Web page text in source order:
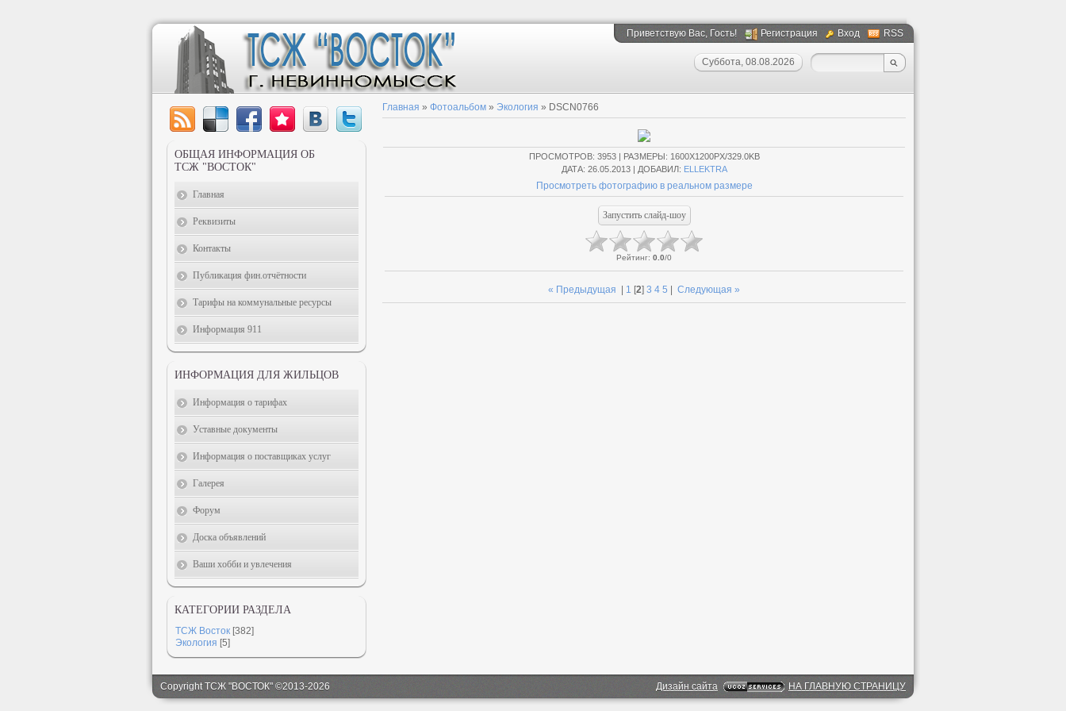
Приветствую Вас, Гость! Регистрация Вход RSS
Суббота, 08.08.2026
Главная » Фотоальбом » Экология » DSCN0766
ПРОСМОТРОВ: 3953 | РАЗМЕРЫ: 1600X1200PX/329.0KB
ДАТА: 26.05.2013 | ДОБАВИЛ: ELLEKTRA
Просмотреть фотографию в реальном размере
Рейтинг: 0.0/0
« Предыдущая 1 [2] 3 4 5 Следующая »
ОБЩАЯ ИНФОРМАЦИЯ ОБ
ТСЖ "ВОСТОК"
Главная
Реквизиты
Контакты
Публикация фин.отчётности
Тарифы на коммунальные ресурсы
Информация 911
ИНФОРМАЦИЯ ДЛЯ ЖИЛЬЦОВ
Информация о тарифах
Уставные документы
Информация о поставщиках услуг
Галерея
Форум
Доска объявлений
Ваши хобби и увлечения
КАТЕГОРИИ РАЗДЕЛА
ТСЖ Восток [382]
Экология [5]
Copyright ТСЖ "ВОСТОК" ©2013-2026 Дизайн сайта НА ГЛАВНУЮ СТРАНИЦУ